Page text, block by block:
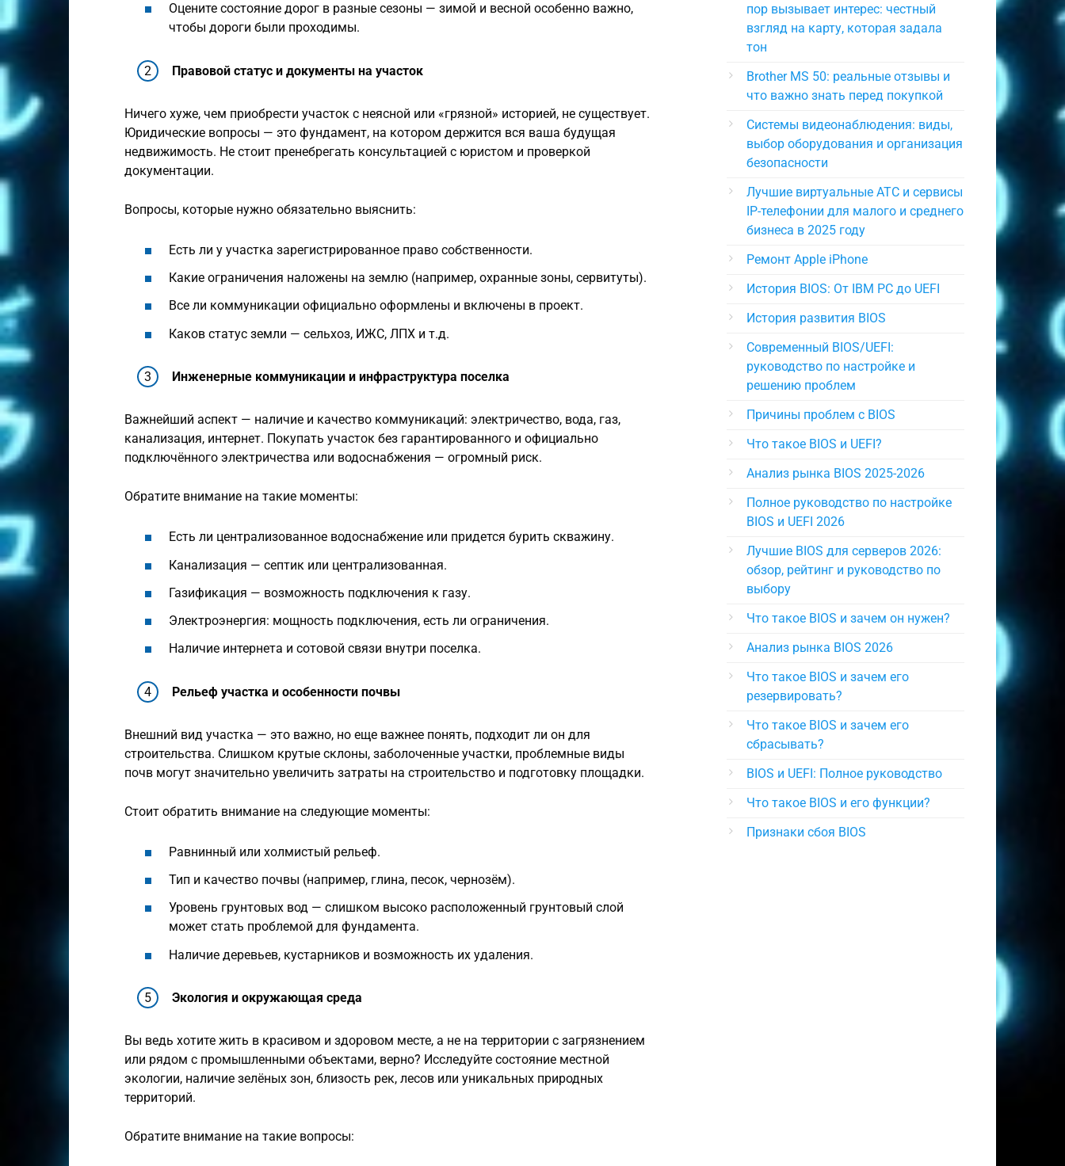
Оцените состояние дорог в разные сезоны — зимой и весной особенно важно,
чтобы дороги были проходимы.
Правовой статус и документы на участок
Ничего хуже, чем приобрести участок с неясной или «грязной» историей, не существует.
Юридические вопросы — это фундамент, на котором держится вся ваша будущая
недвижимость. Не стоит пренебрегать консультацией с юристом и проверкой
документации.
Вопросы, которые нужно обязательно выяснить:
Есть ли у участка зарегистрированное право собственности.
Какие ограничения наложены на землю (например, охранные зоны, сервитуты).
Все ли коммуникации официально оформлены и включены в проект.
Каков статус земли — сельхоз, ИЖС, ЛПХ и т.д.
Инженерные коммуникации и инфраструктура поселка
Важнейший аспект — наличие и качество коммуникаций: электричество, вода, газ,
канализация, интернет. Покупать участок без гарантированного и официально
подключённого электричества или водоснабжения — огромный риск.
Обратите внимание на такие моменты:
Есть ли централизованное водоснабжение или придется бурить скважину.
Канализация — септик или централизованная.
Газификация — возможность подключения к газу.
Электроэнергия: мощность подключения, есть ли ограничения.
Наличие интернета и сотовой связи внутри поселка.
Рельеф участка и особенности почвы
Внешний вид участка — это важно, но еще важнее понять, подходит ли он для
строительства. Слишком крутые склоны, заболоченные участки, проблемные виды
почв могут значительно увеличить затраты на строительство и подготовку площадки.
Стоит обратить внимание на следующие моменты:
Равнинный или холмистый рельеф.
Тип и качество почвы (например, глина, песок, чернозём).
Уровень грунтовых вод — слишком высоко расположенный грунтовый слой
может стать проблемой для фундамента.
Наличие деревьев, кустарников и возможность их удаления.
Экология и окружающая среда
Вы ведь хотите жить в красивом и здоровом месте, а не на территории с загрязнением
или рядом с промышленными объектами, верно? Исследуйте состояние местной
экологии, наличие зелёных зон, близость рек, лесов или уникальных природных
территорий.
Обратите внимание на такие вопросы:
пор вызывает интерес: честный
взгляд на карту, которая задала
тон
Brother MS 50: реальные отзывы и
что важно знать перед покупкой
Системы видеонаблюдения: виды,
выбор оборудования и организация
безопасности
Лучшие виртуальные АТС и сервисы
IP-телефонии для малого и среднего
бизнеса в 2025 году
Ремонт Apple iPhone
История BIOS: От IBM PC до UEFI
История развития BIOS
Современный BIOS/UEFI:
руководство по настройке и
решению проблем
Причины проблем с BIOS
Что такое BIOS и UEFI?
Анализ рынка BIOS 2025-2026
Полное руководство по настройке
BIOS и UEFI 2026
Лучшие BIOS для серверов 2026:
обзор, рейтинг и руководство по
выбору
Что такое BIOS и зачем он нужен?
Анализ рынка BIOS 2026
Что такое BIOS и зачем его
резервировать?
Что такое BIOS и зачем его
сбрасывать?
BIOS и UEFI: Полное руководство
Что такое BIOS и его функции?
Признаки сбоя BIOS